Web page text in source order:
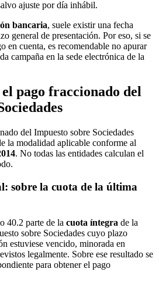
ajuste por día inhábil.
bancaria, suele existir una fecha
general de presentación. Por eso, si se
en cuenta, es recomendable no apurar
campaña en la sede electrónica de la
pago fraccionado del
del Impuesto sobre Sociedades
la modalidad aplicable conforme al
. No todas las entidades calculan el
sobre la cuota de la última
40.2 parte de la cuota íntegra de la
sobre Sociedades cuyo plazo
estuviese vencido, minorada en
legalmente. Sobre ese resultado se
para obtener el pago